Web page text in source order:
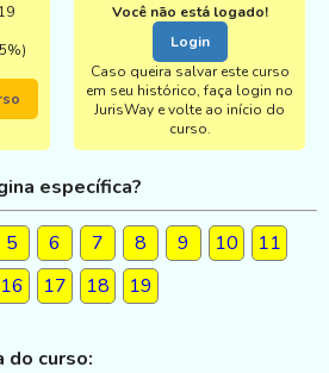
Você não está logado!
Login
Caso queira salvar este curso
em seu histórico, faça login no
JurisWay e volte ao início do
curso.
específica?
5 6 7 8 9 10
11
16 17 18 19
do curso: